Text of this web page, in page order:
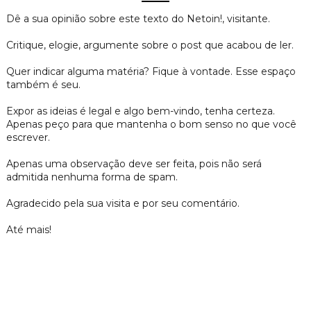
Dê a sua opinião sobre este texto do Netoin!, visitante.
Critique, elogie, argumente sobre o post que acabou de ler.
Quer indicar alguma matéria? Fique à vontade. Esse espaço
também é seu.
Expor as ideias é legal e algo bem-vindo, tenha certeza.
Apenas peço para que mantenha o bom senso no que você
escrever.
Apenas uma observação deve ser feita, pois não será
admitida nenhuma forma de spam.
Agradecido pela sua visita e por seu comentário.
Até mais!